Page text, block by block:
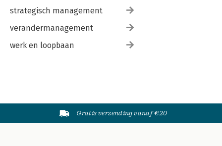
strategisch management
verandermanagement
werk en loopbaan
Gratis verzending vanaf €20